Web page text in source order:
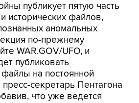
публикует пятую часть
исторических файлов,
аномальных
по-прежнему
WAR.GOV/UFO, и
публиковать
на постоянной
секретарь Пентагона
что уже ведется